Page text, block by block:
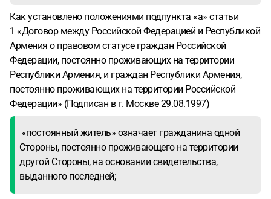
Как установлено положениями подпункта «а» статьи
1 «Договор между Российской Федерацией и Республикой
Армения о правовом статусе граждан Российской
Федерации, постоянно проживающих на территории
Республики Армения, и граждан Республики Армения,
постоянно проживающих на территории Российской
Федерации» (Подписан в г. Москве 29.08.1997)
«постоянный житель» означает гражданина одной
Стороны, постоянно проживающего на территории
другой Стороны, на основании свидетельства,
выданного последней;